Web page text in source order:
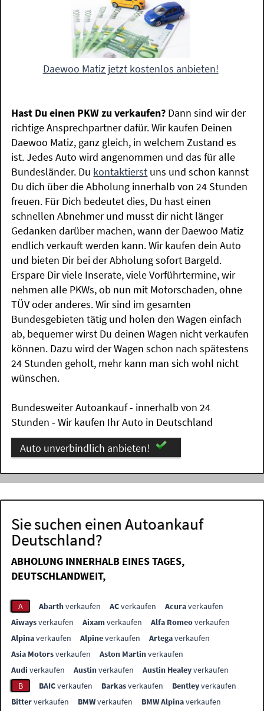
Daewoo Matiz jetzt kostenlos anbieten!
Hast Du einen PKW zu verkaufen? Dann sind wir der
richtige Ansprechpartner dafür. Wir kaufen Deinen
Daewoo Matiz, ganz gleich, in welchem Zustand es
ist. Jedes Auto wird angenommen und das für alle
Bundesländer. Du kontaktierst uns und schon kannst
Du dich über die Abholung innerhalb von 24 Stunden
freuen. Für Dich bedeutet dies, Du hast einen
schnellen Abnehmer und musst dir nicht länger
Gedanken darüber machen, wann der Daewoo Matiz
endlich verkauft werden kann. Wir kaufen dein Auto
und bieten Dir bei der Abholung sofort Bargeld.
Erspare Dir viele Inserate, viele Vorführtermine, wir
nehmen alle PKWs, ob nun mit Motorschaden, ohne
TÜV oder anderes. Wir sind im gesamten
Bundesgebieten tätig und holen den Wagen einfach
ab, bequemer wirst Du deinen Wagen nicht verkaufen
können. Dazu wird der Wagen schon nach spätestens
24 Stunden geholt, mehr kann man sich wohl nicht
wünschen.
Bundesweiter Autoankauf - innerhalb von 24
Stunden - Wir kaufen Ihr Auto in Deutschland
Auto unverbindlich anbieten!
Sie suchen einen Autoankauf
Deutschland?
ABHOLUNG INNERHALB EINES TAGES,
DEUTSCHLANDWEIT,
A Abarthverkaufen ACverkaufen Acuraverkaufen
Aiwaysverkaufen Aixamverkaufen Alfa Romeoverkaufen
Alpinaverkaufen Alpineverkaufen Artegaverkaufen
Asia Motorsverkaufen Aston Martinverkaufen
Audi verkaufen Austinverkaufen Austin Healeyverkaufen
B
BAICverkaufen Barkasverkaufen Bentleyverkaufen
Bitterverkaufen BMWverkaufen BMW Alpinaverkaufen